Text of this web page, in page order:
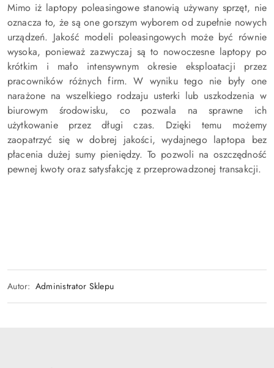
Mimo iż laptopy poleasingowe stanowią używany sprzęt, nie
oznacza to, że są one gorszym wyborem od zupełnie nowych
urządzeń. Jakość modeli poleasingowych może być równie
wysoka, ponieważ zazwyczaj są to nowoczesne laptopy po
krótkim i mało intensywnym okresie eksploatacji przez
pracowników różnych firm. W wyniku tego nie były one
narażone na wszelkiego rodzaju usterki lub uszkodzenia w
biurowym środowisku, co pozwala na sprawne ich
użytkowanie przez długi czas. Dzięki temu możemy
zaopatrzyć się w dobrej jakości, wydajnego laptopa bez
płacenia dużej sumy pieniędzy. To pozwoli na oszczędność
pewnej kwoty oraz satysfakcję z przeprowadzonej transakcji.
Autor: Administrator Sklepu